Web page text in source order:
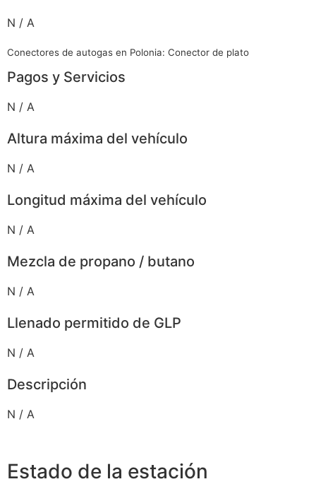
N / A
Conectores de autogas en Polonia: Conector de plato
Pagos y Servicios
N / A
Altura máxima del vehículo
N / A
Longitud máxima del vehículo
N / A
Mezcla de propano / butano
N / A
Llenado permitido de GLP
N / A
Descripción
N / A
Estado de la estación